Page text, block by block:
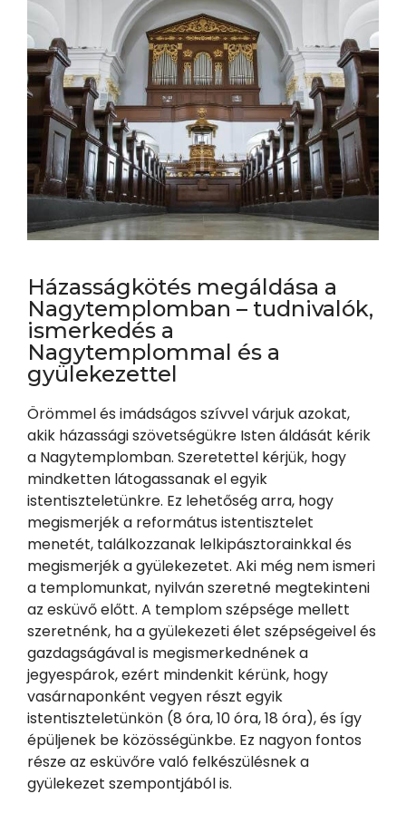
Házasságkötés megáldása a
Nagytemplomban – tudnivalók,
ismerkedés a
Nagytemplommal és a
gyülekezettel
Örömmel és imádságos szívvel várjuk azokat,
akik házassági szövetségükre Isten áldását kérik
a Nagytemplomban. Szeretettel kérjük, hogy
mindketten látogassanak el egyik
istentiszteletünkre. Ez lehetőség arra, hogy
megismerjék a református istentisztelet
menetét, találkozzanak lelkipásztorainkkal és
megismerjék a gyülekezetet. Aki még nem ismeri
a templomunkat, nyilván szeretné megtekinteni
az esküvő előtt. A templom szépsége mellett
szeretnénk, ha a gyülekezeti élet szépségeivel és
gazdagságával is megismerkednének a
jegyespárok, ezért mindenkit kérünk, hogy
vasárnaponként vegyen részt egyik
istentiszteletünkön (8 óra, 10 óra, 18 óra), és így
épüljenek be közösségünkbe. Ez nagyon fontos
része az esküvőre való felkészülésnek a
gyülekezet szempontjából is.